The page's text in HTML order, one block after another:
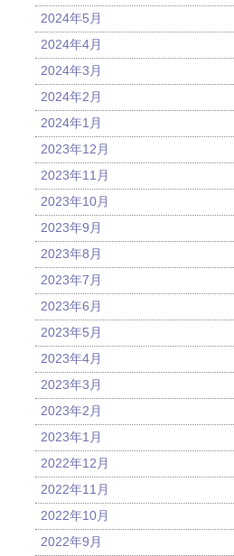
2024年5月
2024年4月
2024年3月
2024年2月
2024年1月
2023年12月
2023年11月
2023年10月
2023年9月
2023年8月
2023年7月
2023年6月
2023年5月
2023年4月
2023年3月
2023年2月
2023年1月
2022年12月
2022年11月
2022年10月
2022年9月